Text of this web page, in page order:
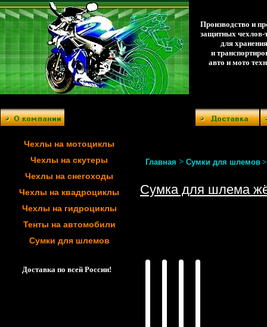
Производство и
защитных чехлов-
для хранения
и
авто и мото
Чехлы на мотоциклы
Чехлы на скутеры
Чехлы на снегоходы
Чехлы на квадроциклы
Чехлы на гидроциклы
Тенты на автомобили
Сумки для шлемов
Доставка по всей России!
Главная > Сумки для шлемов
Сумка для шлема